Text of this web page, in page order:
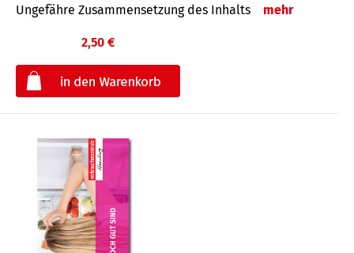
Ungefähre Zusammensetzung des Inhalts mehr
2,50 €